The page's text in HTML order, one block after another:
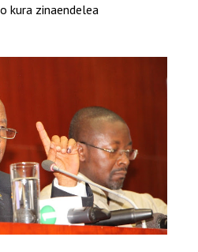
kura zinaendelea